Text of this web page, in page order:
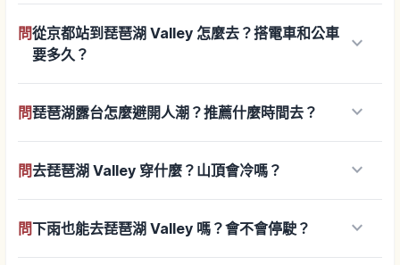
問從京都站到琵琶湖 Valley 怎麼去？搭電車和公車
要多久？
keyboard_arrow_down
問琵琶湖露台怎麼避開人潮？推薦什麼時間去？ keyboard_arrow_down
問去琵琶湖 Valley 穿什麼？山頂會冷嗎？ keyboard_arrow_down
問下雨也能去琵琶湖 Valley 嗎？會不會停駛？ keyboard_arrow_down